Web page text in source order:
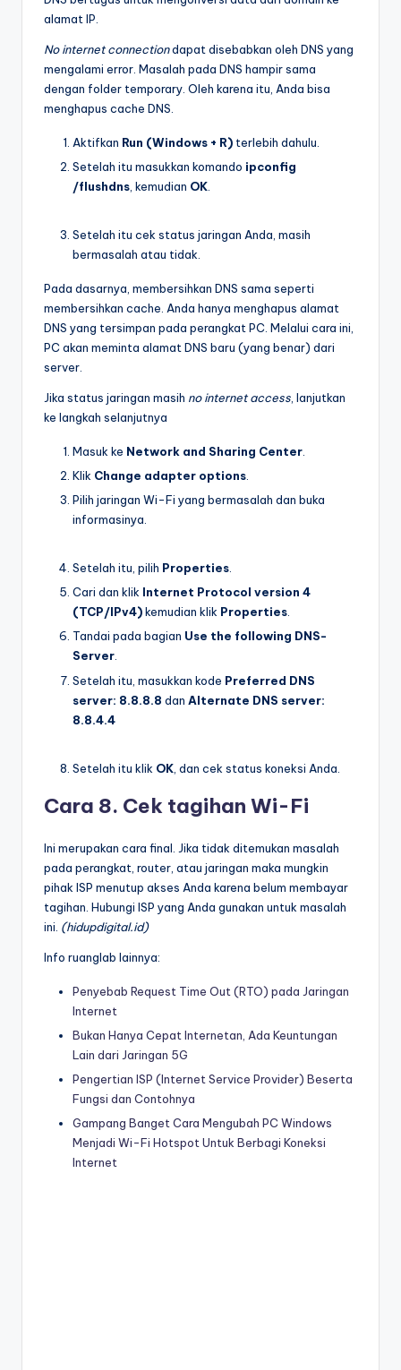
alamat IP.
No internet connectiondapat disebabkan oleh DNS yang
mengalami error. Masalah pada DNS hampir sama
dengan folder temporary. Oleh karena itu, Anda bisa
menghapus cache DNS.
Aktifkan Run (Windows + R) terlebih dahulu.
Setelah itu masukkan komando ipconfig
/flushdns , kemudian OK
Setelah itu cek status jaringan Anda, masih
bermasalah atau tidak.
Pada dasarnya, membersihkan DNS sama seperti
membersihkan cache. Anda hanya menghapus alamat
DNS yang tersimpan pada perangkat PC. Melalui cara ini,
PC akan meminta alamat DNS baru (yang benar) dari
server.
Jika status jaringan masih no internet access , lanjutkan
ke langkah selanjutnya
Masuk ke Network and Sharing Center
Klik Change adapter options
Pilih jaringan Wi-Fi yang bermasalah dan buka
informasinya.
Setelah itu, pilih Properties
Cari dan klik Internet Protocol version 4
(TCP/IPv4)kemudian klik Properties.
Tandai pada bagian Use the following DNS-
Server.
Setelah itu, masukkan kode Preferred DNS
server: 8.8.8.8 dan Alternate DNS server:
8.8.4.4
Setelah itu klik OK , dan cek status koneksi Anda.
Cara 8. Cek tagihan Wi-Fi
Ini merupakan cara final. Jika tidak ditemukan masalah
pada perangkat, router, atau jaringan maka mungkin
pihak ISP menutup akses Anda karena belum membayar
tagihan. Hubungi ISP yang Anda gunakan untuk masalah
ini. (hidupdigital.id)
Info ruanglab lainnya:
Penyebab Request Time Out (RTO) pada Jaringan
Internet
Bukan Hanya Cepat Internetan, Ada Keuntungan
Lain dari Jaringan 5G
Pengertian ISP (Internet Service Provider) Beserta
Fungsi dan Contohnya
Gampang Banget Cara Mengubah PC Windows
Menjadi Wi-Fi Hotspot Untuk Berbagi Koneksi
Internet